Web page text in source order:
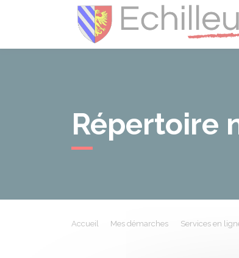
Répertoire
Accueil Mes démarches Services en